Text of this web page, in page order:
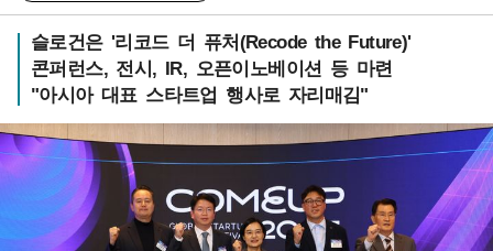
슬로건은 '리코드 더 퓨처(Recode the Future)'
콘퍼런스, 전시, IR, 오픈이노베이션 등 마련
"아시아 대표 스타트업 행사로 자리매김"